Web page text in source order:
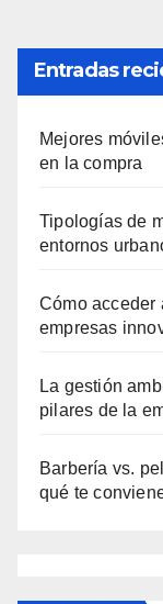
Entradas
Mejores
en la compra
Tipologías de
entornos
Cómo acceder
empresas
La gestión
pilares de la
Barbería vs.
qué te